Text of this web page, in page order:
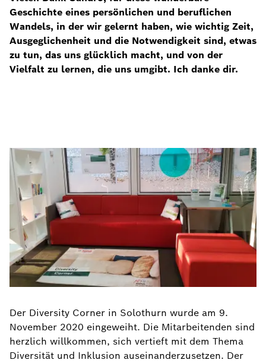
Geschichte eines persönlichen und beruflichen
Wandels, in der wir gelernt haben, wie wichtig Zeit,
Ausgeglichenheit und die Notwendigkeit sind, etwas
zu tun, das uns glücklich macht, und von der
Vielfalt zu lernen, die uns umgibt. Ich danke dir.
Der Diversity Corner in Solothurn wurde am 9.
November 2020 eingeweiht. Die Mitarbeitenden sind
herzlich willkommen, sich vertieft mit dem Thema
Diversität und Inklusion auseinanderzusetzen. Der